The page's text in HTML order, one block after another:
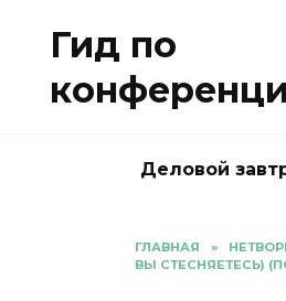
содержанию
Гид по
Деловой
ГЛАВНАЯ »
ВЫ СТЕСНЯЕТЕСЬ)